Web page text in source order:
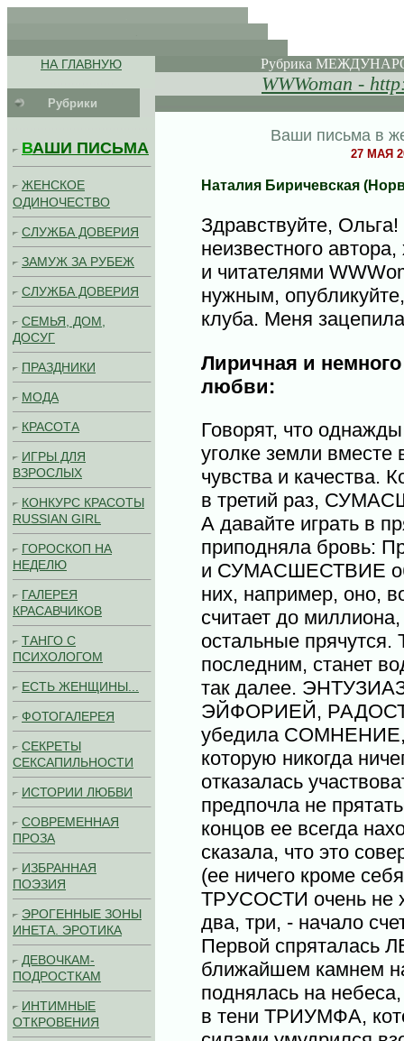
НА ГЛАВНУЮ
Рубрики
ВАШИ ПИСЬМА
ЖЕНСКОЕ
ОДИНОЧЕСТВО
СЛУЖБА ДОВЕРИЯ
ЗАМУЖ ЗА РУБЕЖ
СЛУЖБА ДОВЕРИЯ
СЕМЬЯ, ДОМ,
ДОСУГ
ПРАЗДНИКИ
МОДА
КРАСОТА
ИГРЫ ДЛЯ
ВЗРОСЛЫХ
КОНКУРС КРАСОТЫ
RUSSIAN GIRL
ГОРОСКОП НА
НЕДЕЛЮ
ГАЛЕРЕЯ
КРАСАВЧИКОВ
ТАНГО С
ПСИХОЛОГОМ
ЕСТЬ ЖЕНЩИНЫ...
ФОТОГАЛЕРЕЯ
СЕКРЕТЫ
СЕКСАПИЛЬНОСТИ
ИСТОРИИ ЛЮБВИ
СОВРЕМЕННАЯ
ПРОЗА
ИЗБРАННАЯ
ПОЭЗИЯ
ЭРОГЕННЫЕ ЗОНЫ
ИНЕТА. ЭРОТИКА
ДЕВОЧКАМ-
ПОДРОСТКАМ
ИНТИМНЫЕ
ОТКРОВЕНИЯ
Рубрика
WWWoman -
Ваши письма в
27 МАЯ
Наталия Биричевская
Здравствуйте,
неизвестного
и читателями
нужным,
клуба. Меня
Лиричная и немного
любви:
Говорят, что
уголке земли вместе
чувства и качества.
в третий раз,
А давайте играть в
приподняла бровь:
и СУМАСШЕСТВИЕ
них, например, оно,
считает до
остальные прячутся.
последним, станет
так далее.
ЭЙФОРИЕЙ,
убедила СОМНЕНИЕ,
которую никогда
отказалась
предпочла не
концов ее всегда
сказала, что это
(ее ничего кроме
ТРУСОСТИ очень не
два, три, - начало
Первой спряталась
ближайшем камнем
поднялась на
в тени ТРИУМФА,